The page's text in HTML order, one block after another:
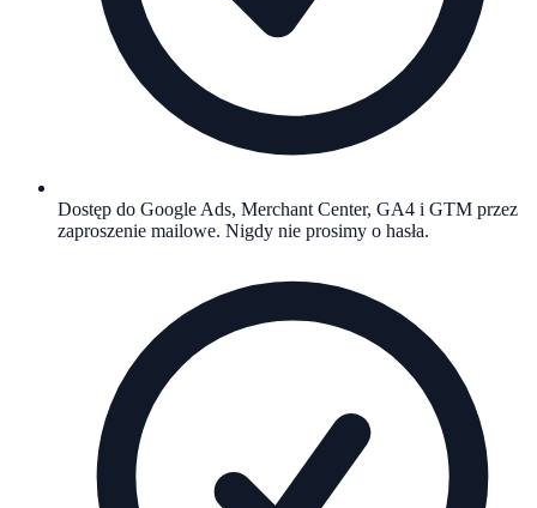
Dostęp do Google Ads, Merchant Center, GA4 i GTM przez
zaproszenie mailowe. Nigdy nie prosimy o hasła.